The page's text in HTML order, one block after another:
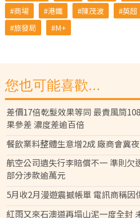
商場
港鐵 陳茂波 英超
旅發局
M+
您也可能喜歡...
差價17倍乾髮效果等同 最貴風筒
果參差 濃度差逾百倍
餐飲業料整體生意增2成 廠商會冀
航空公司遺失行李賠償不一 準則欠
部分涉款逾萬元
5月收2月漫遊震撼帳單 電訊商稱因
紅雨又來石澳道再塌山泥一度全封